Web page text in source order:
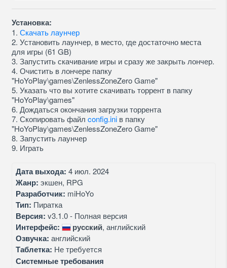
Установка:
1. Скачать лаунчер
2. Установить лаунчер, в место, где достаточно места
для игры (61 GB)
3. Запустить скачивание игры и сразу же закрыть лончер.
4. Очистить в лончере папку
"HoYoPlay\games\ZenlessZoneZero Game"
5. Указать что вы хотите скачивать торрент в папку
"HoYoPlay\games"
6. Дождаться окончания загрузки торрента
7. Скопировать файл config.iniв папку
"HoYoPlay\games\ZenlessZoneZero Game"
8. Запустить лаунчер
9. Играть
Дата выхода: 4 июл. 2024
Жанр: экшен, RPG
Разработчик: miHoYo
Тип: Пиратка
Версия: v3.1.0 - Полная версия
Интерфейс: русский, английский
Озвучка: английский
Таблетка: Не требуется
Системные требования